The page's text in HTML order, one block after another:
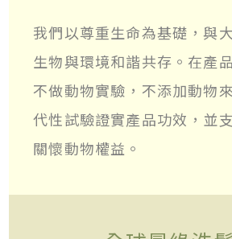
我們以尊重生命為基礎，與
生物與環境和諧共存。在產
不做動物實驗，不添加動物
代性試驗證實產品功效，並
關懷動物權益。